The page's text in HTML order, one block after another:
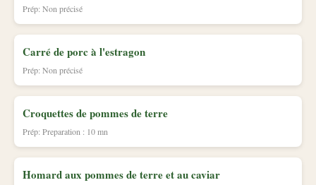
Prép: Non précisé
Carré de porc à l'estragon
Prép: Non précisé
Croquettes de pommes de terre
Prép: Preparation : 10 mn
Homard aux pommes de terre et au caviar